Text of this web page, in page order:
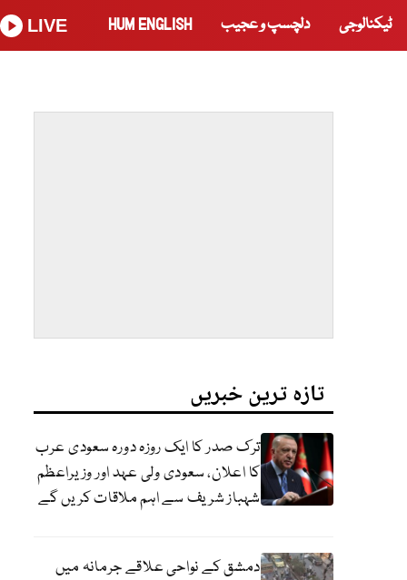
ٹیکنالوجی دلچسپ و عجیب HUM ENGLISH
LIVE
تازہ ترین خبریں
ترک صدر کا ایک روزہ دورہ سعودی عرب
کا اعلان، سعودی ولی عہد اور وزیراعظم
شہباز شریف سے اہم ملاقات کریں گے
دمشق کے نواحی علاقے جرمانہ میں